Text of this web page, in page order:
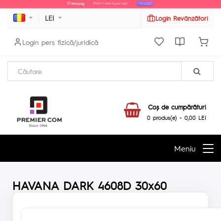
LEI Login Revânzători
Login pers fizică/juridică
Coş de cumpărături
0 produs(e) - 0,00 LEI
Meniu
HAVANA DARK 4608D 30x60